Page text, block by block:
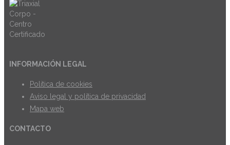
INFORMACIÓN LEGAL
Politica de cookies
Aviso legal y política de privacidad
Mapa web
CONTACTO